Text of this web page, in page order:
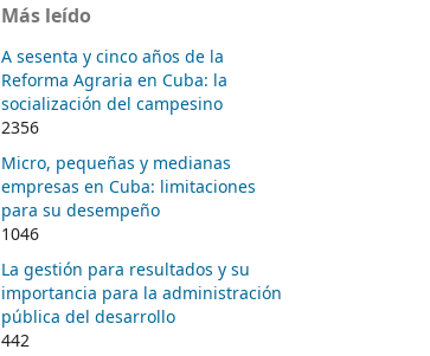
Más leído
A sesenta y cinco años de la
Reforma Agraria en Cuba: la
socialización del campesino
2356
Micro, pequeñas y medianas
empresas en Cuba: limitaciones
para su desempeño
1046
La gestión para resultados y su
importancia para la administración
pública del desarrollo
442